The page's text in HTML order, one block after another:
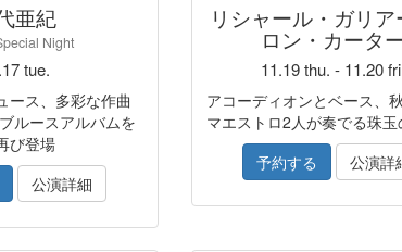
亜紀
Night
tue.
ース、多彩な作曲
ルースアルバムを
び登場
公演詳細
リシャール・ガリア
ロン・カータ
11.19 thu. - 11.20
アコーディオンとベース、
マエストロ2人が奏でる珠玉
予約する
公演詳